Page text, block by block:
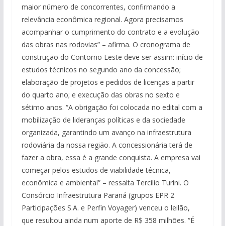
maior número de concorrentes, confirmando a
relevância econômica regional. Agora precisamos
acompanhar o cumprimento do contrato e a evolução
das obras nas rodovias” – afirma. O cronograma de
construção do Contorno Leste deve ser assim: início de
estudos técnicos no segundo ano da concessão;
elaboração de projetos e pedidos de licenças a partir
do quarto ano; e execução das obras no sexto e
sétimo anos. “A obrigação foi colocada no edital com a
mobilização de lideranças políticas e da sociedade
organizada, garantindo um avanço na infraestrutura
rodoviária da nossa região. A concessionária terá de
fazer a obra, essa é a grande conquista. A empresa vai
começar pelos estudos de viabilidade técnica,
econômica e ambiental” – ressalta Tercilio Turini. O
Consórcio Infraestrutura Paraná (grupos EPR 2
Participações S.A. e Perfin Voyager) venceu o leilão,
que resultou ainda num aporte de R$ 358 milhões. “É